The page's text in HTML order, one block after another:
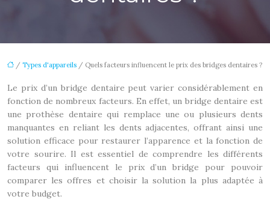
/ Types d'appareils / Quels facteurs influencent le prix des bridges dentaires ?
Le prix d’un bridge dentaire peut varier considérablement en
fonction de nombreux facteurs. En effet, un bridge dentaire est
une prothèse dentaire qui remplace une ou plusieurs dents
manquantes en reliant les dents adjacentes, offrant ainsi une
solution efficace pour restaurer l’apparence et la fonction de
votre sourire. Il est essentiel de comprendre les différents
facteurs qui influencent le prix d’un bridge pour pouvoir
comparer les offres et choisir la solution la plus adaptée à
votre budget.